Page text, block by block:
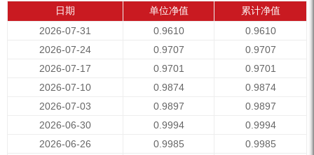
日期 单位净值
累计净值
2026-07-31
0.9610
0.9610
2026-07-24
0.9707
0.9707
2026-07-17
0.9701
0.9701
2026-07-10
0.9874
0.9874
2026-07-03
0.9897
0.9897
2026-06-30
0.9994
0.9994
2026-06-26
0.9985
0.9985